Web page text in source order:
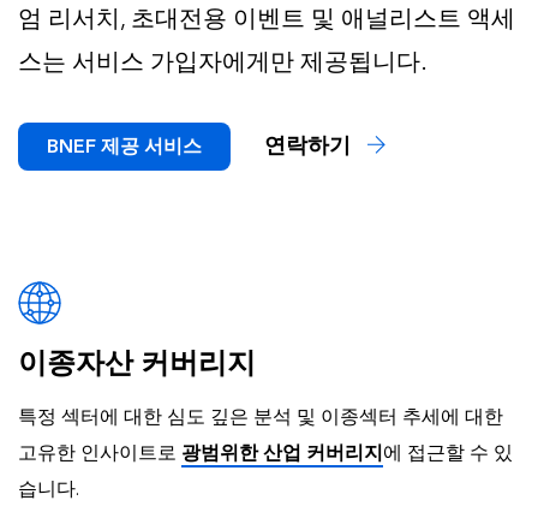
엄 리서치, 초대전용 이벤트 및 애널리스트 액세
스는 서비스 가입자에게만 제공됩니다.
BNEF 제공 서비스 연락하기
이종자산 커버리지
특정 섹터에 대한 심도 깊은 분석 및 이종섹터 추세에 대한
고유한 인사이트로 광범위한 산업 커버리지에 접근할 수 있
습니다.